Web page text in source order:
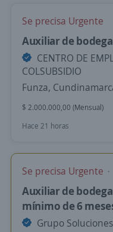
Se precisa Urgente
Auxiliar de
CENTRO DE
COLSUBSIDIO
Funza,
$ 2.000.000,00 (Mensual)
Hace 21 horas
Se precisa Urgente
Auxiliar de
mínimo de 6
Grupo